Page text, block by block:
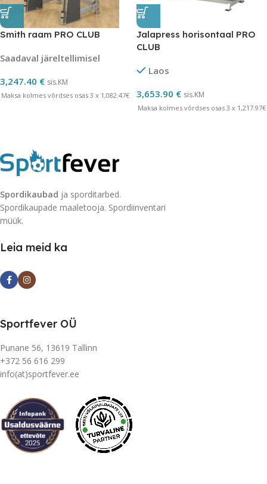
Smith raam PRO CLUB
Saadaval järeltellimisel
3,247.40 € sis.KM
Maksa kolmes võrdses osas 3 x 1,082.47€
Jalapress horisontaal PRO
CLUB
Laos
3,653.90 € sis.KM
Maksa kolmes võrdses osas 3 x 1,217.97€
Spordikaubad ja sporditarbed.
Spordikaupade maaletooja. Spordiinventari
müük.
Leia meid ka
Sportfever OÜ
Punane 56, 13619 Tallinn
+372 56 616 299
info(at)sportfever.ee